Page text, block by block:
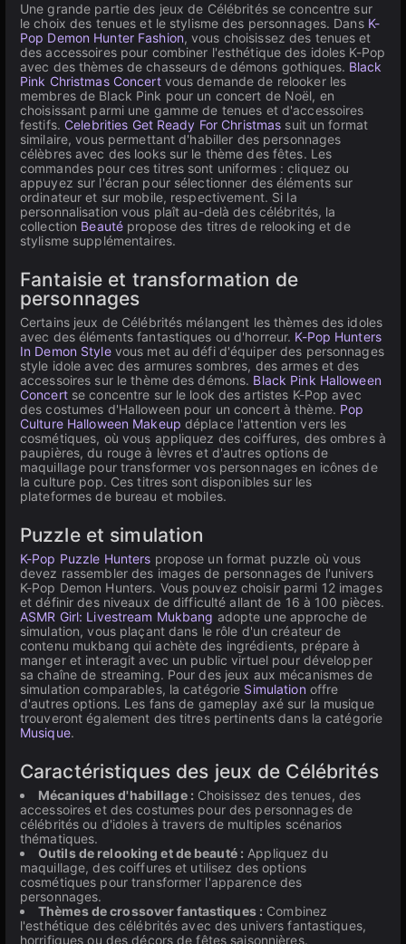
Une grande partie des jeux de Célébrités se concentre sur
le choix des tenues et le stylisme des personnages. Dans K-
Pop Demon Hunter Fashion, vous choisissez des tenues et
des accessoires pour combiner l'esthétique des idoles K-Pop
avec des thèmes de chasseurs de démons gothiques. Black
Pink Christmas Concertvous demande de relooker les
membres de Black Pink pour un concert de Noël, en
choisissant parmi une gamme de tenues et d'accessoires
festifs. Celebrities Get Ready For Christmas suit un format
similaire, vous permettant d'habiller des personnages
célèbres avec des looks sur le thème des fêtes. Les
commandes pour ces titres sont uniformes : cliquez ou
appuyez sur l'écran pour sélectionner des éléments sur
ordinateur et sur mobile, respectivement. Si la
personnalisation vous plaît au-delà des célébrités, la
collection Beauté propose des titres de relooking et de
stylisme supplémentaires.
Fantaisie et transformation de
personnages
Certains jeux de Célébrités mélangent les thèmes des idoles
avec des éléments fantastiques ou d'horreur. K-Pop Hunters
In Demon Stylevous met au défi d'équiper des personnages
style idole avec des armures sombres, des armes et des
accessoires sur le thème des démons. Black Pink Halloween
Concertse concentre sur le look des artistes K-Pop avec
des costumes d'Halloween pour un concert à thème. Pop
Culture Halloween Makeup déplace l'attention vers les
cosmétiques, où vous appliquez des coiffures, des ombres à
paupières, du rouge à lèvres et d'autres options de
maquillage pour transformer vos personnages en icônes de
la culture pop. Ces titres sont disponibles sur les
plateformes de bureau et mobiles.
Puzzle et simulation
K-Pop Puzzle Hunters propose un format puzzle où vous
devez rassembler des images de personnages de l'univers
K-Pop Demon Hunters. Vous pouvez choisir parmi 12 images
et définir des niveaux de difficulté allant de 16 à 100 pièces.
ASMR Girl: Livestream Mukbang adopte une approche de
simulation, vous plaçant dans le rôle d'un créateur de
contenu mukbang qui achète des ingrédients, prépare à
manger et interagit avec un public virtuel pour développer
sa chaîne de streaming. Pour des jeux aux mécanismes de
simulation comparables, la catégorie Simulation offre
d'autres options. Les fans de gameplay axé sur la musique
trouveront également des titres pertinents dans la catégorie
Musique.
Caractéristiques des jeux de Célébrités
Mécaniques d'habillage : Choisissez des tenues, des
accessoires et des costumes pour des personnages de
célébrités ou d'idoles à travers de multiples scénarios
thématiques.
Outils de relooking et de beauté : Appliquez du
maquillage, des coiffures et utilisez des options
cosmétiques pour transformer l'apparence des
personnages.
Thèmes de crossover fantastiques : Combinez
l'esthétique des célébrités avec des univers fantastiques,
horrifiques ou des décors de fêtes saisonnières.